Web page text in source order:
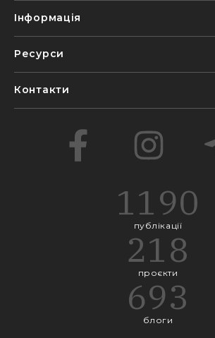
Інформація
Ресурси
Контакти
1190
публікації
218
проєкти
693
блоги